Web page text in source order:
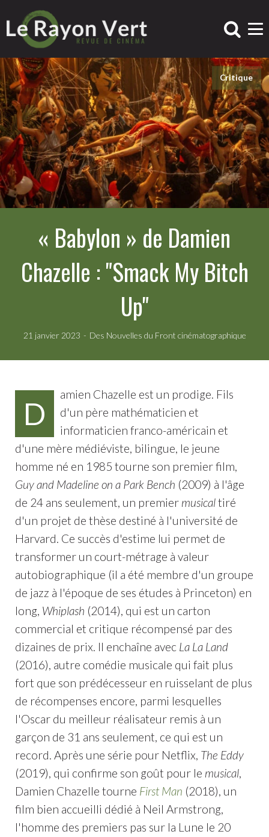
Critique
« Babylon » de Damien
Chazelle : "Smack My Bitch
Up"
21 janvier 2023 Des Nouvelles du Front cinématographique
D
amien Chazelle est un prodige. Fils
d'un père mathématicien et
informaticien franco-américain et
d'une mère médiéviste, bilingue, le jeune
homme né en 1985 tourne son premier film,
Guy and Madeline on a Park Bench (2009) à l'âge
de 24 ans seulement, un premier musicaltiré
d'un projet de thèse destiné à l'université de
Harvard. Ce succès d'estime lui permet de
transformer un court-métrage à valeur
autobiographique (il a été membre d'un groupe
de jazz à l'époque de ses études à Princeton) en
long, Whiplash (2014), qui est un carton
commercial et critique récompensé par des
dizaines de prix. Il enchaîne avec La La Land
(2016), autre comédie musicale qui fait plus
fort que son prédécesseur en ruisselant de plus
de récompenses encore, parmi lesquelles
l'Oscar du meilleur réalisateur remis à un
garçon de 31 ans seulement, ce qui est un
record. Après une série pour Netflix, The Eddy
(2019), qui confirme son goût pour le musical,
Damien Chazelle tourne First Man (2018), un
film bien accueilli dédié à Neil Armstrong,
l'homme des premiers pas sur la Lune le 20